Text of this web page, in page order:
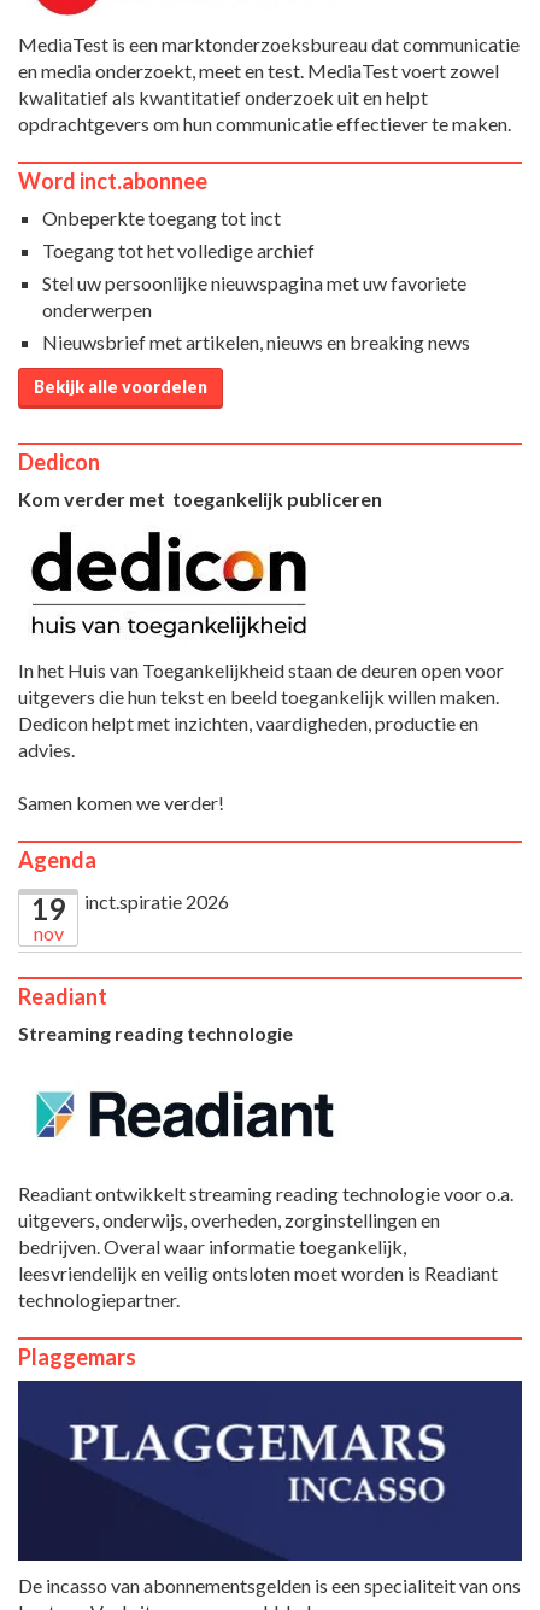
MediaTest is een marktonderzoeksbureau dat communicatie
en media onderzoekt, meet en test. MediaTest voert zowel
kwalitatief als kwantitatief onderzoek uit en helpt
opdrachtgevers om hun communicatie effectiever te maken.
Word inct.abonnee
Onbeperkte toegang tot inct
Toegang tot het volledige archief
Stel uw persoonlijke nieuwspagina met uw favoriete
onderwerpen
Nieuwsbrief met artikelen, nieuws en breaking news
Bekijk alle voordelen
Dedicon
Kom verder met toegankelijk publiceren
In het Huis van Toegankelijkheid staan de deuren open voor
uitgevers die hun tekst en beeld toegankelijk willen maken.
Dedicon helpt met inzichten, vaardigheden, productie en
advies.
Samen komen we verder!
Agenda
19
nov
inct.spiratie 2026
Readiant
Streaming reading technologie
Readiant ontwikkelt streaming reading technologie voor o.a.
uitgevers, onderwijs, overheden, zorginstellingen en
bedrijven. Overal waar informatie toegankelijk,
leesvriendelijk en veilig ontsloten moet worden is Readiant
technologiepartner.
Plaggemars
De incasso van abonnementsgelden is een specialiteit van ons